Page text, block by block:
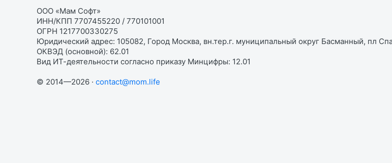
ООО «Мам Софт»
ИНН/КПП 7707455220 / 770101001
ОГРН 1217700330275
Юридический адрес: 105082, Город Москва, вн.тер.г. муниципальный округ Басманный, пл
ОКВЭД (основной): 62.01
Вид ИТ-деятельности согласно приказу Минцифры: 12.01
© 2014—2026 · contact@mom.life